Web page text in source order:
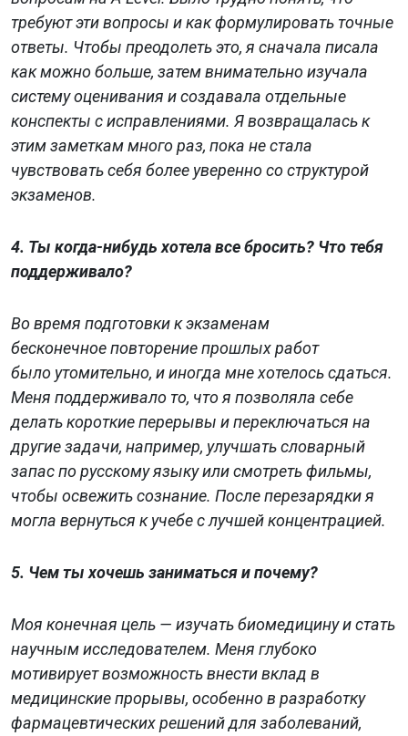
требуют эти вопросы и как формулировать точные
ответы. Чтобы преодолеть это, я сначала писала
как можно больше, затем внимательно изучала
систему оценивания и создавала отдельные
конспекты с исправлениями. Я возвращалась к
этим заметкам много раз, пока не стала
чувствовать себя более уверенно со структурой
экзаменов.
4. Ты когда-нибудь хотела все бросить? Что тебя
поддерживало?
Во время подготовки к экзаменам
бесконечное повторение прошлых работ
было утомительно, и иногда мне хотелось сдаться.
Меня поддерживало то, что я позволяла себе
делать короткие перерывы и переключаться на
другие задачи, например, улучшать словарный
запас по русскому языку или смотреть фильмы,
чтобы освежить сознание. После перезарядки я
могла вернуться к учебе с лучшей концентрацией.
5. Чем ты хочешь заниматься и почему?
Моя конечная цель — изучать биомедицину и стать
научным исследователем. Меня глубоко
мотивирует возможность внести вклад в
медицинские прорывы, особенно в разработку
фармацевтических решений для заболеваний,
Previous